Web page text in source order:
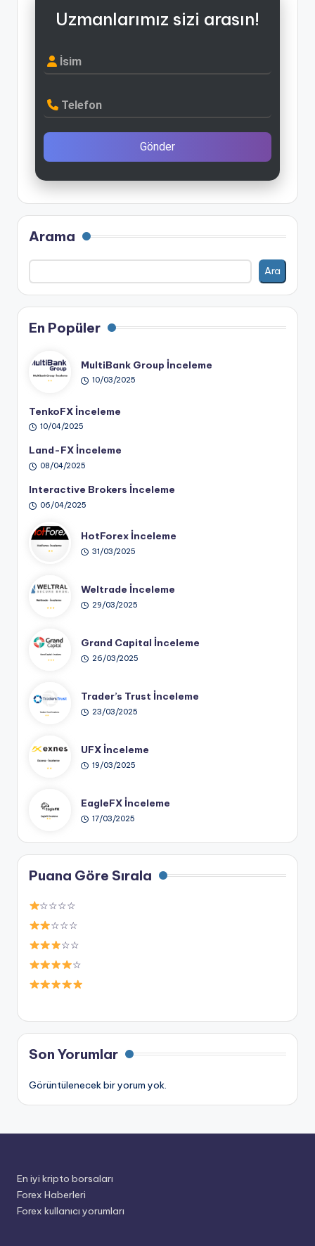
Uzmanlarımız sizi arasın!
İsim
Telefon
Gönder
Arama
Ara
En Popüler
MultiBank Group İnceleme
10/03/2025
TenkoFX İnceleme
10/04/2025
Land-FX İnceleme
08/04/2025
Interactive Brokers İnceleme
06/04/2025
HotForex İnceleme
31/03/2025
Weltrade İnceleme
29/03/2025
Grand Capital İnceleme
26/03/2025
Trader’s Trust İnceleme
23/03/2025
UFX İnceleme
19/03/2025
EagleFX İnceleme
17/03/2025
Puana Göre Sırala
☆☆☆☆
☆☆☆
☆☆
☆
Son Yorumlar
Görüntülenecek bir yorum yok.
En iyi kripto borsaları
Forex Haberleri
Forex kullanıcı yorumları